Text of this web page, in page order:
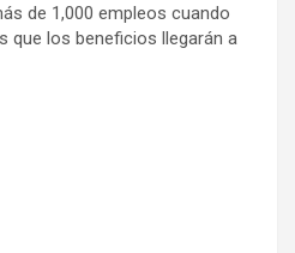
de 1,000 empleos cuando
que los beneficios llegarán a